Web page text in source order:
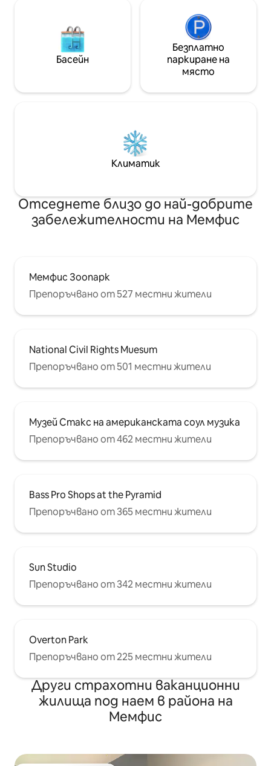
Басейн
Безплатно
паркиране на
място
Климатик
Отседнете близо до най-добрите
забележителности на Мемфис
Мемфис Зоопарк
Препоръчвано от 527 местни жители
National Civil Rights Muesum
Препоръчвано от 501 местни жители
Музей Стакс на американската соул музика
Препоръчвано от 462 местни жители
Bass Pro Shops at the Pyramid
Препоръчвано от 365 местни жители
Sun Studio
Препоръчвано от 342 местни жители
Overton Park
Препоръчвано от 225 местни жители
Други страхотни ваканционни
жилища под наем в района на
Мемфис